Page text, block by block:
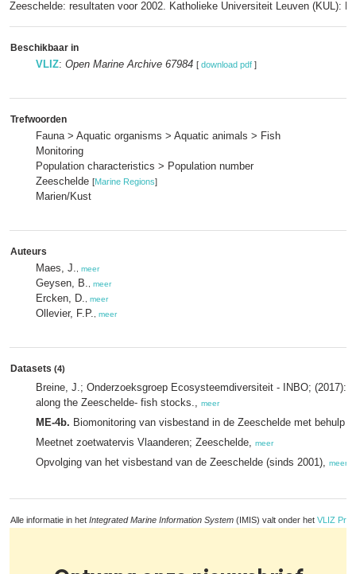
Zeeschelde: resultaten voor 2002. Katholieke Universiteit Leuven (KUL):
Beschikbaar in
VLIZ: Open Marine Archive 67984 [ download pdf ]
Trefwoorden
Fauna > Aquatic organisms > Aquatic animals > Fish
Monitoring
Population characteristics > Population number
Zeeschelde [Marine Regions]
Marien/Kust
Auteurs
Maes, J. meer
Geysen, B. meer
Ercken, D. meer
Ollevier, F.P. meer
Datasets (4)
Breine, J.; Onderzoeksgroep Ecosysteemdiversiteit - INBO; (2017):
along the Zeeschelde- fish stocks., meer
ME-4b. Biomonitoring van visbestand in de Zeeschelde met behulp
Meetnet zoetwatervis Vlaanderen; Zeeschelde, meer
Opvolging van het visbestand van de Zeeschelde (sinds 2001), meer
Alle informatie in het Integrated Marine Information System (IMIS) valt onder het VLIZ